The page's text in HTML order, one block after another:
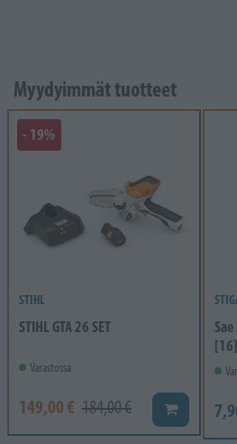
Myydyimmät tuotteet
- 19%
STIHL
STIHL GTA 26 SET
Varastossa
149,00 € 184,00 € Lisää koriin
[16]